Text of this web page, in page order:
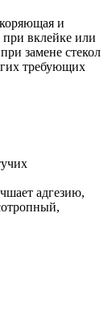
и
вклейке или
замене стекол
требующих
адгезию,